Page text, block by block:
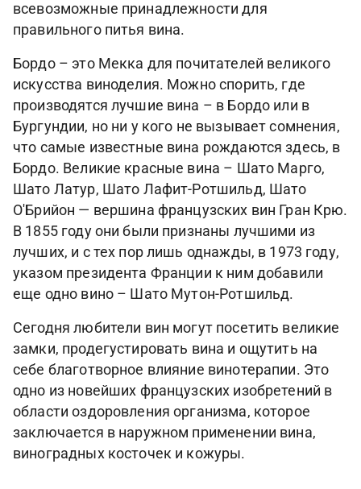
всевозможные принадлежности для
правильного питья вина.
Бордо – это Мекка для почитателей великого
искусства виноделия. Можно спорить, где
производятся лучшие вина – в Бордо или в
Бургундии, но ни у кого не вызывает сомнения,
что самые известные вина рождаются здесь, в
Бордо. Великие красные вина – Шато Марго,
Шато Латур, Шато Лафит-Ротшильд, Шато
О'Брийон — вершина французских вин Гран Крю.
В 1855 году они были признаны лучшими из
лучших, и с тех пор лишь однажды, в 1973 году,
указом президента Франции к ним добавили
еще одно вино – Шато Мутон-Ротшильд.
Сегодня любители вин могут посетить великие
замки, продегустировать вина и ощутить на
себе благотворное влияние винотерапии. Это
одно из новейших французских изобретений в
области оздоровления организма, которое
заключается в наружном применении вина,
виноградных косточек и кожуры.